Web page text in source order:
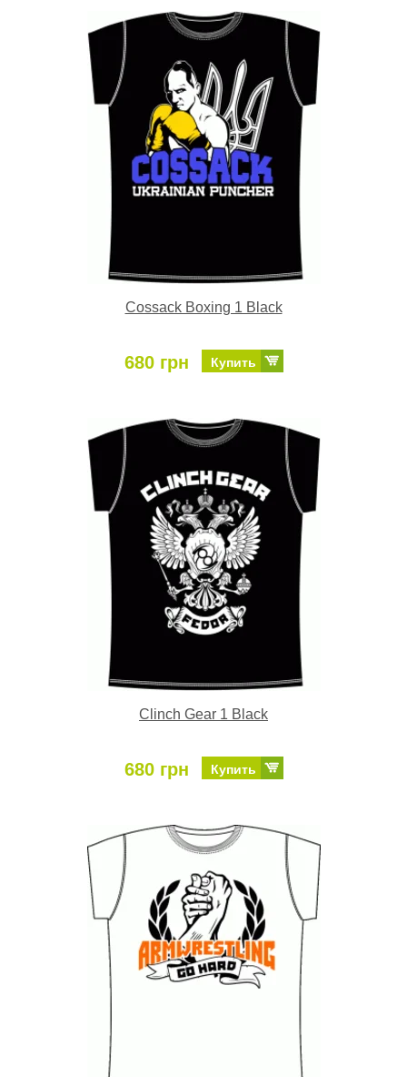
Cossack Boxing 1 Black
680 грн Купить
Clinch Gear 1 Black
680 грн Купить